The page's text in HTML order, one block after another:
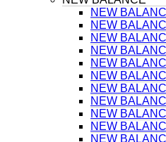
NEW
NEW
NEW
NEW
NEW
NEW
NEW
NEW
NEW
NEW
NEW